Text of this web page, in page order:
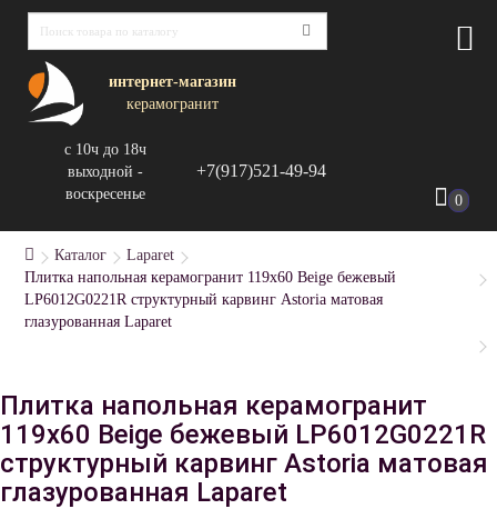
интернет-магазин
керамогранит
с 10ч до 18ч
выходной -
воскресенье
+7(917)521-49-94
0
Каталог
Laparet
Плитка напольная керамогранит 119x60 Beige бежевый
LP6012G0221R структурный карвинг Astoria матовая
глазурованная Laparet
Плитка напольная керамогранит
119x60 Beige бежевый LP6012G0221R
структурный карвинг Astoria матовая
глазурованная Laparet